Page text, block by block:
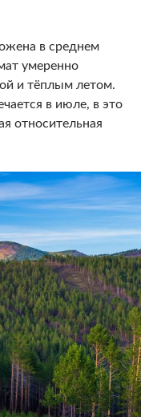
в среднем
умеренно
и тёплым летом.
в июле, в это
относительная